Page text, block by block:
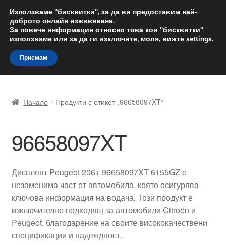
ДОСТАВКА от 12 лв.
Доставка по целия свят
Skip
to
navigation
Skip
to
content
Доставка по целия свят
Жалби
Количка
Контакт
Начало Продукти с етикет „96658097XT“
96658097XT
Дисплеят Peugeot 206+ 96658097XT 6155GZ е
незаменима част от автомобила, която осигурява
ключова информация на водача. Този продукт е
изключително подходящ за автомобили Citroën и
Peugeot, благодарение на своите висококачествени
спецификации и надеждност.
Използваме "бисквитки", за да ви предоставим най-
доброто онлайн изживяване.
За повече информация относно това кои "бисквитки"
използваме или за да ги изключите, моля, вижте settings.
Приемам